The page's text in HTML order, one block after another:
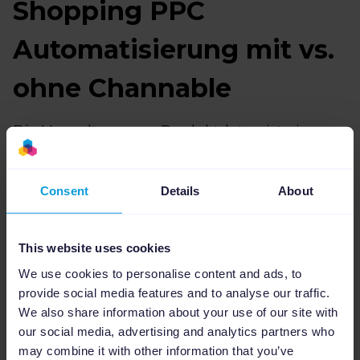
Consent Details About
This website uses cookies
We use cookies to personalise content and ads, to
provide social media features and to analyse our traffic.
We also share information about your use of our site with
our social media, advertising and analytics partners who
may combine it with other information that you’ve
Shopping PPC
Automatisierung mit vs.
ohne Channable
Die Verwaltung von Produktdaten ist eine
mühsame und zeitraubende Aufgabe. Um
Zeitersparnis zu ermitteln, hat dreifive
KORRES und andere Kundinnen und Kunden,
die Channable nutzen, mit denen verglichen,
Bei Kundinnen und Kunden, die keine Google
Shopping Feed Automation mit Channable
eingerichtet haben, beobachtete dreifive für